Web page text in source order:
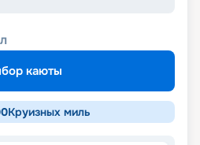
каюты
Круизных миль